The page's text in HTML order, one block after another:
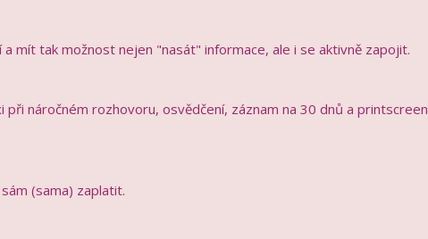
mít tak možnost nejen "nasát" informace, ale i se aktivně zapojit.
náročném rozhovoru, osvědčení, záznam na 30 dnů a printscreen
(sama) zaplatit.